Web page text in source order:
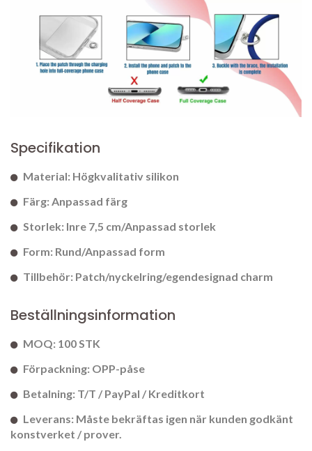
Specifikation
Material: Högkvalitativ silikon
Färg: Anpassad färg
Storlek: Inre 7,5 cm/Anpassad storlek
Form: Rund/Anpassad form
Tillbehör: Patch/nyckelring/egendesignad charm
Beställningsinformation
MOQ: 100 STK
Förpackning: OPP-påse
Betalning: T/T / PayPal / Kreditkort
Leverans: Måste bekräftas igen när kunden godkänt
konstverket / prover.